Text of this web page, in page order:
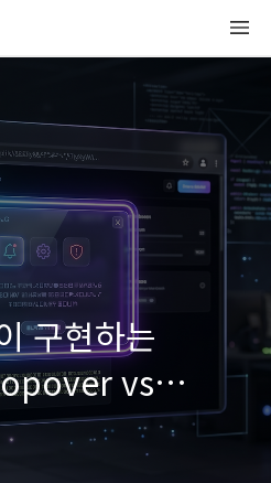
구현하는
vs